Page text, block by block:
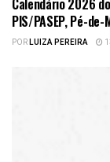
PIS/PASEP, Pé-
PORLUIZA PEREIRA